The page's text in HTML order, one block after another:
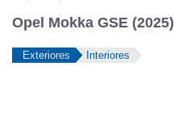
Opel Mokka GSE (2025)
Exteriores Interiores